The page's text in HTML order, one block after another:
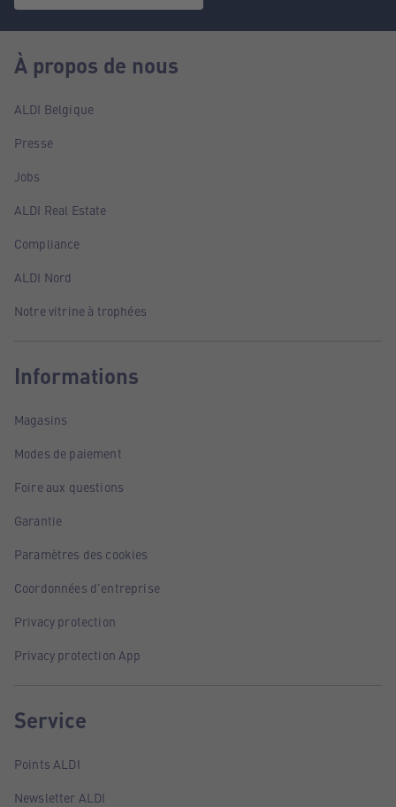
À propos de nous
ALDI Belgique
Presse
Jobs
ALDI Real Estate
Compliance
ALDI Nord
Notre vitrine à trophées
Informations
Magasins
Modes de paiement
Foire aux questions
Garantie
Paramètres des cookies
Coordonnées d'entreprise
Privacy protection
Privacy protection App
Service
Points ALDI
Newsletter ALDI